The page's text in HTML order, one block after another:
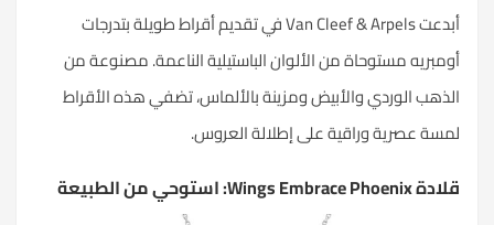
أبدعت Van Cleef & Arpels في تقديم أقراط طويلة بتدرجات
أومبريه مستوحاة من الألوان الباستيلية الناعمة. مصنوعة من
الذهب الوردي والأبيض ومزينة بالألماس، تضفي هذه الأقراط
لمسة عصرية وراقية على إطلالة العروس.
قلادة Wings Embrace Phoenix: استوحي من الطبيعة